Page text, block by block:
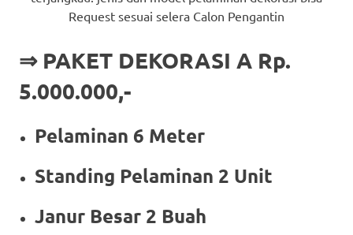
Request sesuai selera Calon Pengantin
⇒ PAKET DEKORASI A Rp.
5.000.000,-
Pelaminan 6 Meter
Standing Pelaminan 2 Unit
Janur Besar 2 Buah